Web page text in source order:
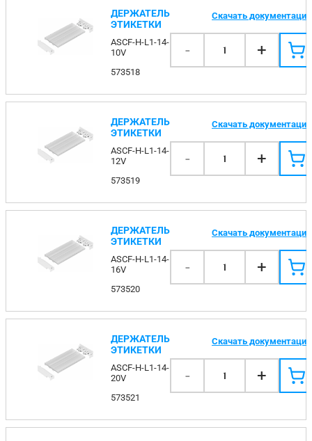
ДЕРЖАТЕЛЬ
ЭТИКЕТКИ
ASCF-H-L1-14-
10V
573518
Скачать
- 1 +
ДЕРЖАТЕЛЬ
ЭТИКЕТКИ
ASCF-H-L1-14-
12V
573519
Скачать
- 1 +
ДЕРЖАТЕЛЬ
ЭТИКЕТКИ
ASCF-H-L1-14-
16V
573520
Скачать
- 1 +
ДЕРЖАТЕЛЬ
ЭТИКЕТКИ
ASCF-H-L1-14-
20V
573521
Скачать
- 1 +